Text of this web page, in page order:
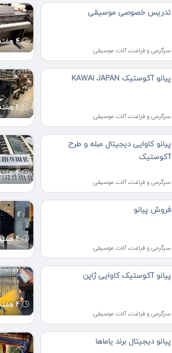
تدریس خصوصی موسیقی
سرگرمی و فراغت، آلات موسیقی
4 هفته پیش
پیانو آکوستیک KAWAI JAPAN
سرگرمی و فراغت، آلات موسیقی
4 هفته پیش
پیانو کاوایی دیجیتال مبله و طرح
آکوستیک
سرگرمی و فراغت، آلات موسیقی
4 هفته پیش
فروش پیانو
سرگرمی و فراغت، آلات موسیقی
4 هفته پیش
پیانو آکوستیک کاوایی ژاپن
سرگرمی و فراغت، آلات موسیقی
4 هفته پیش
پیانو دیجیتال برند یاماها